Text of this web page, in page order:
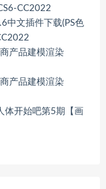
CC2022
中文插件下载(PS色
产品建模渲染
产品建模渲染
体开始吧第5期【画